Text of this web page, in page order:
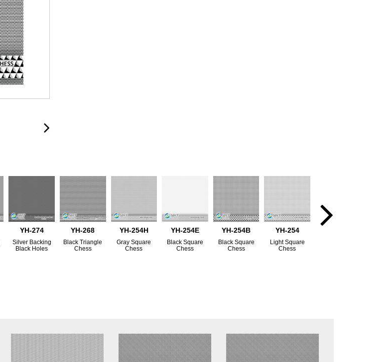
YH-274
Silver Backing
Black Holes
YH-268
Black Triangle
Chess
YH-254H
Gray Square
Chess
YH-254E
Black Square
Chess
YH-254B
Black Square
Chess
YH-254
Light Square
Chess